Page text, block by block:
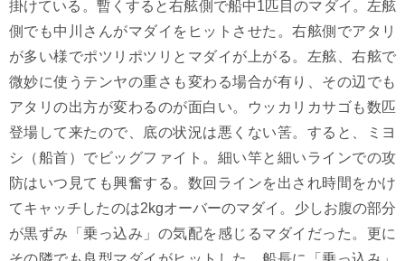
掛けている。暫くすると右舷側で船中1匹目のマダイ。左舷
側でも中川さんがマダイをヒットさせた。右舷側でアタリ
が多い様でポツリポツリとマダイが上がる。左舷、右舷で
微妙に使うテンヤの重さも変わる場合が有り、その辺でも
アタリの出方が変わるのが面白い。ウッカリカサゴも数匹
登場して来たので、底の状況は悪くない筈。すると、ミヨ
シ（船首）でビッグファイト。細い竿と細いラインでの攻
防はいつ見ても興奮する。数回ラインを出され時間をかけ
てキャッチしたのは2kgオーバーのマダイ。少しお腹の部分
が黒ずみ「乗っ込み」の気配を感じるマダイだった。更に